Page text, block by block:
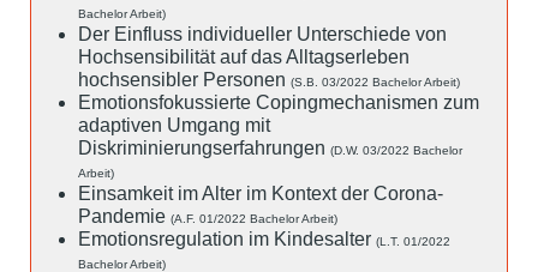
Bachelor Arbeit)
Der Einfluss individueller Unterschiede von
Hochsensibilität auf das Alltagserleben
hochsensibler Personen (S.B. 03/2022 Bachelor Arbeit)
Emotionsfokussierte Copingmechanismen zum
adaptiven Umgang mit
Diskriminierungserfahrungen (D.W. 03/2022 Bachelor
Arbeit)
Einsamkeit im Alter im Kontext der Corona-
Pandemie (A.F. 01/2022 Bachelor Arbeit)
Emotionsregulation im Kindesalter (L.T. 01/2022
Bachelor Arbeit)